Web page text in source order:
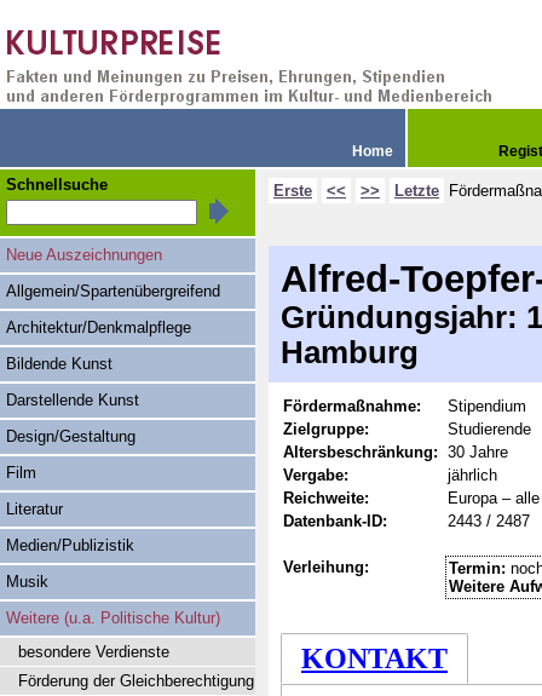
Home
Erste << >> Letzte
Alfred-
Gründungsjahr:
Hamburg
Fördermaßnahme:
Stipendium
Zielgruppe:
Studierende
Altersbeschränkung: 30 Jahre
Vergabe:
jährlich
Reichweite:
Europa –
Datenbank-ID:
2443 / 2487
Verleihung: Termin:
Weitere
KONTAKT
Schnellsuche
Neue Auszeichnungen
Allgemein/Spartenübergreifend
Architektur/Denkmalpflege
Bildende Kunst
Darstellende Kunst
Design/Gestaltung
Film
Literatur
Medien/Publizistik
Musik
Weitere (u.a. Politische Kultur)
besondere Verdienste
Förderung der Gleichberechtigung